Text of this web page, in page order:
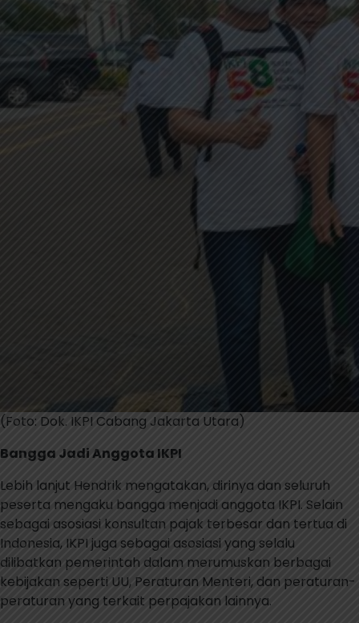
(Foto: Dok. IKPI Cabang Jakarta Utara)
Bangga Jadi Anggota IKPI
Lebih lanjut Hendrik mengatakan, dirinya dan seluruh
peserta mengaku bangga menjadi anggota IKPI. Selain
sebagai asosiasi konsultan pajak terbesar dan tertua di
Indonesia, IKPI juga sebagai asosiasi yang selalu
dilibatkan pemerintah dalam merumuskan berbagai
kebijakan seperti UU, Peraturan Menteri, dan peraturan-
peraturan yang terkait perpajakan lainnya.